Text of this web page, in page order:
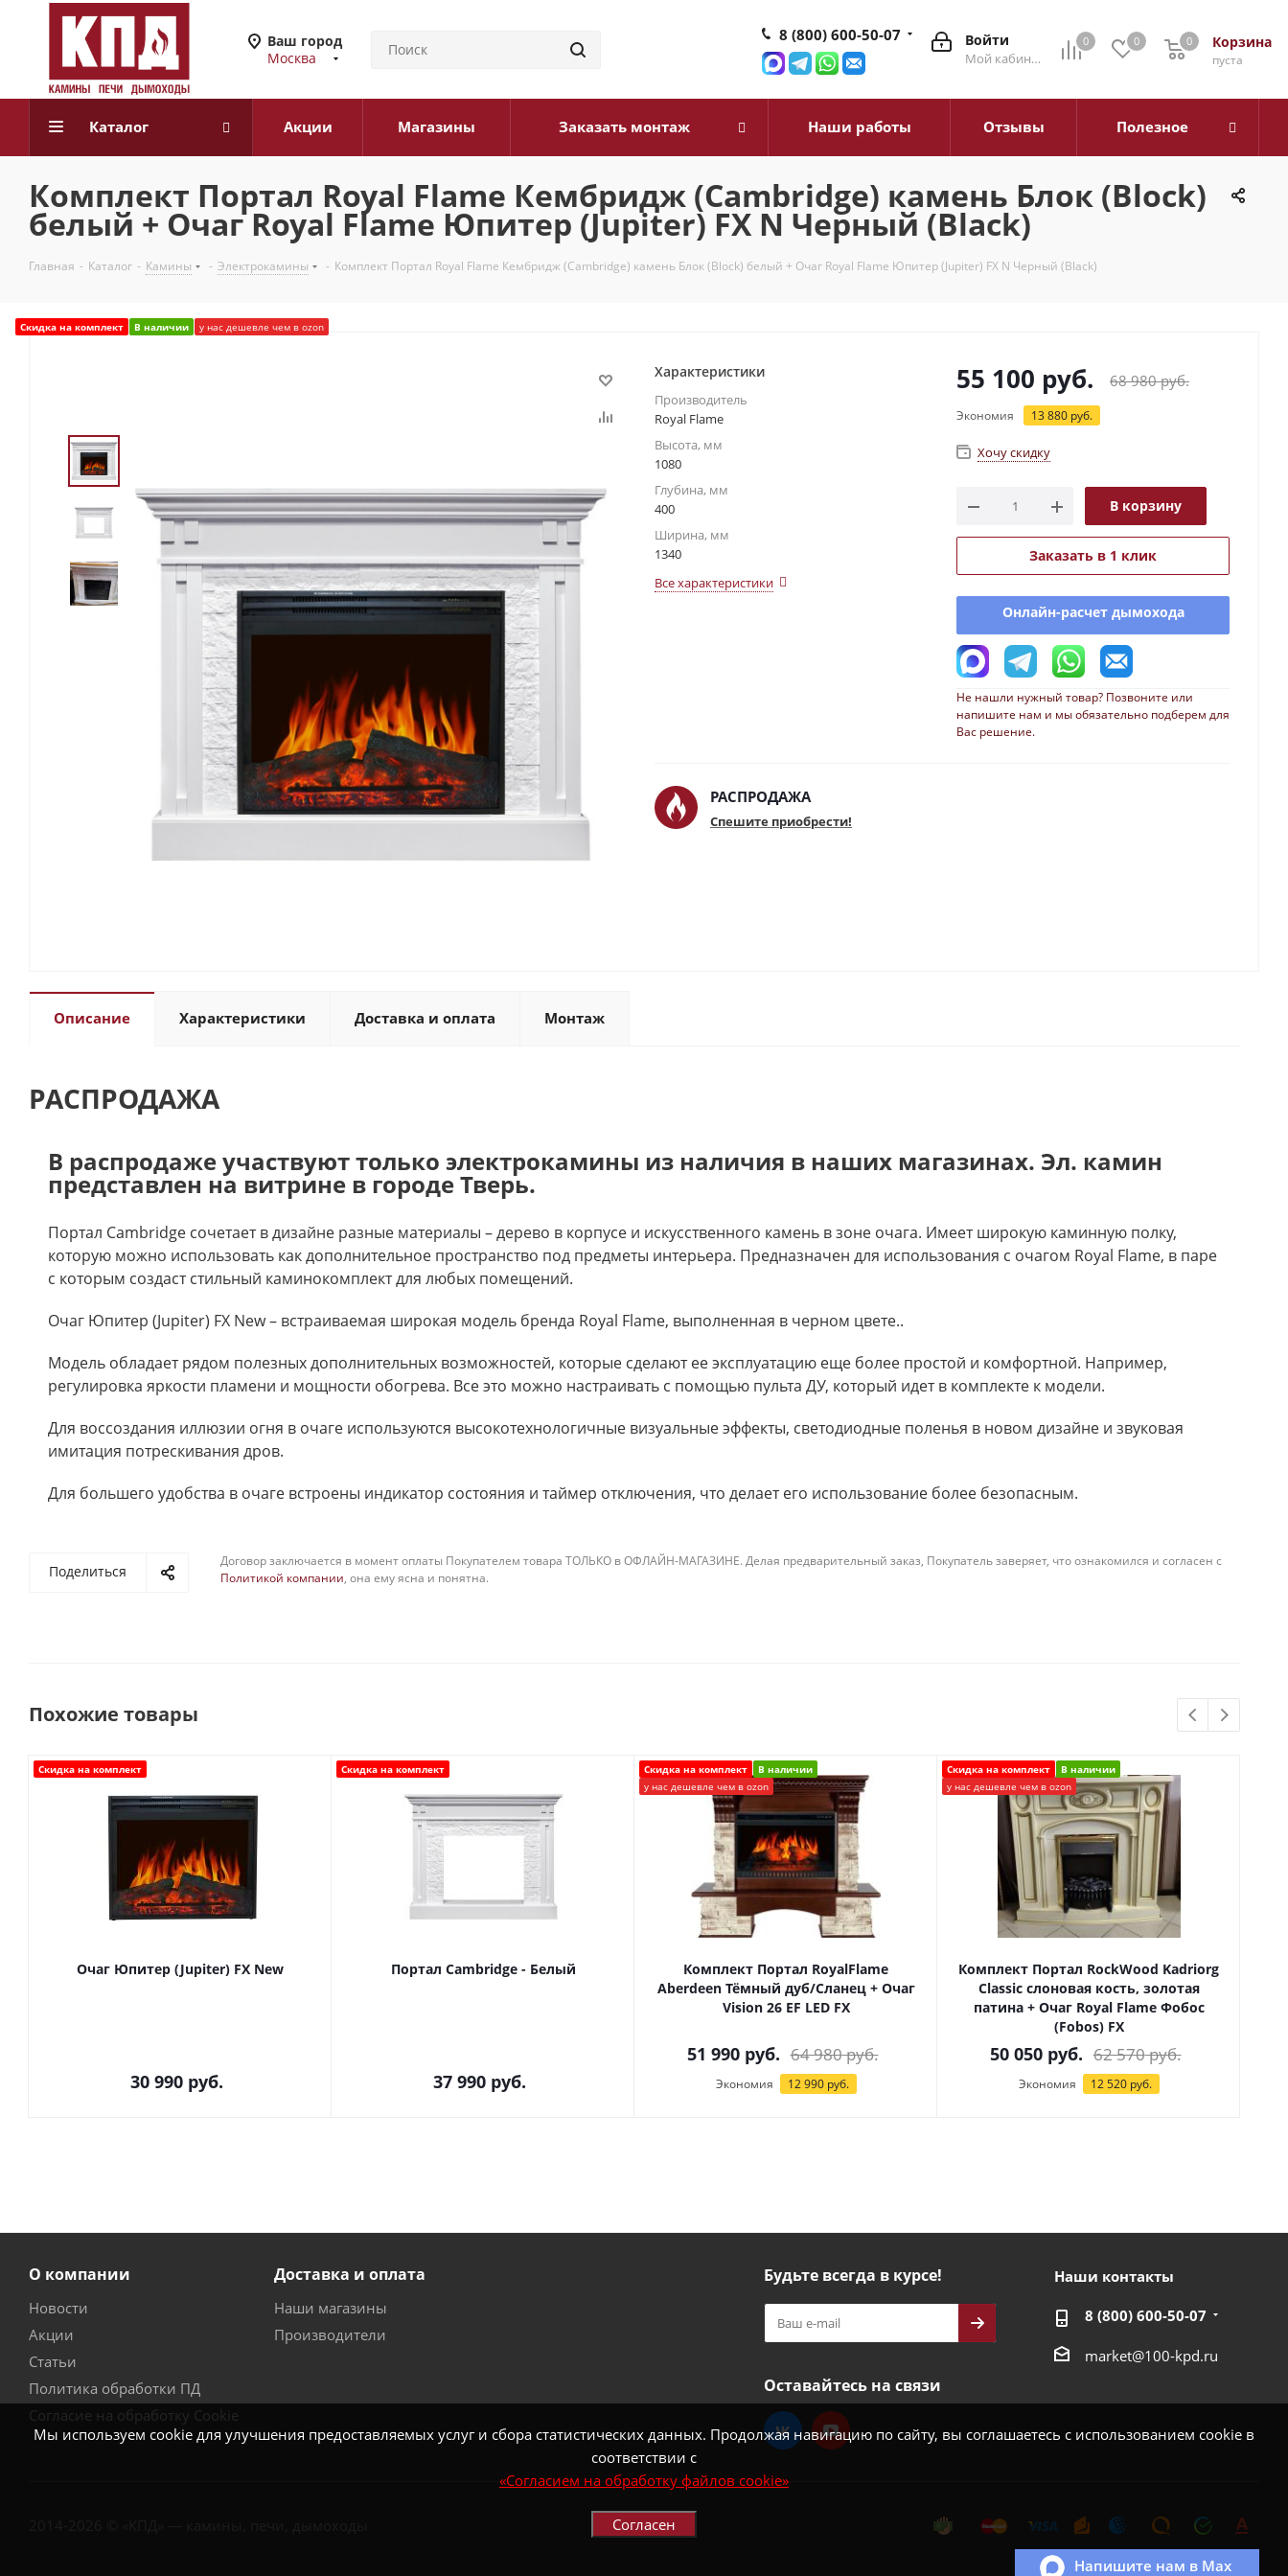
Мы используем cookie для улучшения предоставляемых услуг и сбора статистических данных. Продолжая навигацию по сайту, вы соглашаетесь с использованием cookie в
соответствии с
«Согласием на обработку файлов cookie»
Согласен
Напишите нам в Max
Ваш город
Москва
0 0 Корзина
0
пуста
0
Войти
Мой кабинет
8 (800) 600-50-07
Каталог Акции Магазины Заказать монтаж Наши работы Отзывы Полезное
Комплект Портал Royal Flame Кембридж (Cambridge) камень Блок (Block)
белый + Очаг Royal Flame Юпитер (Jupiter) FX N Черный (Black)
Главная - Каталог - Камины - Электрокамины - Комплект Портал Royal Flame Кембридж (Cambridge) камень Блок (Block) белый + Очаг Royal Flame Юпитер (Jupiter) FX N Черный (Black)
Скидка на комплект В наличии у нас дешевле чем в ozon
Характеристики
Производитель
Royal Flame
Высота, мм
1080
Глубина, мм
400
Ширина, мм
1340
Все характеристики
55 100 руб. 68 980руб.
Экономия 13 880 руб.
Хочу скидку
В корзину
Заказать в 1 клик
Онлайн-расчет дымохода
Не нашли нужный товар? Позвоните или
напишите нам и мы обязательно подберем для
Вас решение.
РАСПРОДАЖА
Спешите приобрести!
Описание Характеристики Доставка и оплата Монтаж
РАСПРОДАЖА
В распродаже участвуют только электрокамины из наличия в наших магазинах. Эл. камин
представлен на витрине в городе Тверь.
Портал Cambridge сочетает в дизайне разные материалы – дерево в корпусе и искусственного камень в зоне очага. Имеет широкую каминную полку,
которую можно использовать как дополнительное пространство под предметы интерьера. Предназначен для использования с очагом Royal Flame, в паре
с которым создаст стильный каминокомплект для любых помещений.
Очаг Юпитер (Jupiter) FX New – встраиваемая широкая модель бренда Royal Flame, выполненная в черном цвете..
Модель обладает рядом полезных дополнительных возможностей, которые сделают ее эксплуатацию еще более простой и комфортной. Например,
регулировка яркости пламени и мощности обогрева. Все это можно настраивать с помощью пульта ДУ, который идет в комплекте к модели.
Для воссоздания иллюзии огня в очаге используются высокотехнологичные визуальные эффекты, светодиодные поленья в новом дизайне и звуковая
имитация потрескивания дров.
Для большего удобства в очаге встроены индикатор состояния и таймер отключения, что делает его использование более безопасным.
Поделиться
Договор заключается в момент оплаты Покупателем товара ТОЛЬКО в ОФЛАЙН-МАГАЗИНЕ. Делая предварительный заказ, Покупатель заверяет, что ознакомился и согласен с
Политикой компании, она ему ясна и понятна.
Похожие товары
Скидка на комплект
Очаг Юпитер (Jupiter) FX New
30 990 руб.
Скидка на комплект
Портал Cambridge - Белый
37 990 руб.
Скидка на комплект
В наличии
у нас дешевле чем в ozon
Комплект Портал RoyalFlame
Aberdeen Тёмный дуб/Сланец + Очаг
Vision 26 EF LED FX
51 990руб. 64 980руб.
Экономия 12 990руб.
Скидка на комплект
В наличии
у нас дешевле чем в ozon
Комплект Портал RockWood Kadriorg
Classic слоновая кость, золотая
патина + Очаг Royal Flame Фобос
(Fobos) FX
50 050руб. 62 570руб.
Экономия 12 520руб.
О компании
Новости
Акции
Статьи
Политика обработки ПД
Согласие на обработку Cookie
Доставка и оплата
Наши магазины
Производители
Будьте всегда в курсе!
Оставайтесь на связи
Наши контакты
8 (800) 600-50-07
market@100-kpd.ru